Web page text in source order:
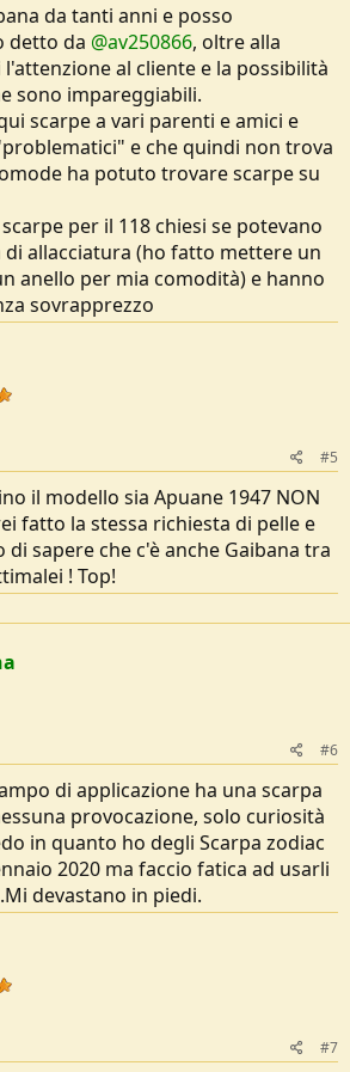
da tanti anni e posso
detto da @av250866, oltre alla
al cliente e la possibilità
sono impareggiabili.
scarpe a vari parenti e amici e
e che quindi non trova
ha potuto trovare scarpe su
per il 118 chiesi se potevano
di allacciatura (ho fatto mettere un
anello per mia comodità) e hanno
sovrapprezzo
#5
il modello sia Apuane 1947 NON
fatto la stessa richiesta di pelle e
sapere che c'è anche Gaibana tra
! Top!
#6
di applicazione ha una scarpa
provocazione, solo curiosità
in quanto ho degli Scarpa zodiac
2020 ma faccio fatica ad usarli
devastano in piedi.
#7